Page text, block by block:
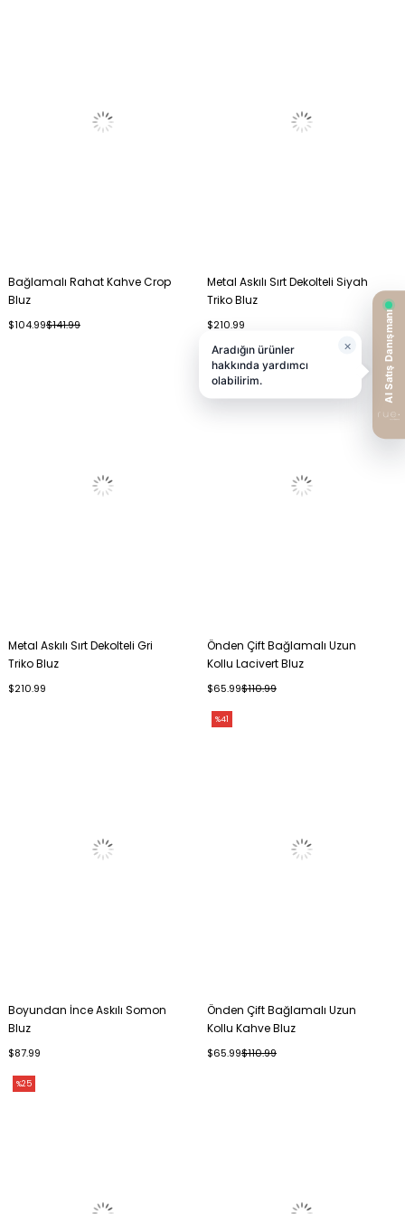
Bağlamalı Rahat Kahve Crop
Bluz
$104.99$141.99
Metal Askılı Sırt Dekolteli Siyah
Triko Bluz
$210.99
Metal Askılı Sırt Dekolteli Gri
Triko Bluz
$210.99
Önden Çift Bağlamalı Uzun
Kollu Lacivert Bluz
$65.99$110.99
%41
Boyundan İnce Askılı Somon
Bluz
$87.99
Önden Çift Bağlamalı Uzun
Kollu Kahve Bluz
$65.99$110.99
%41
%25